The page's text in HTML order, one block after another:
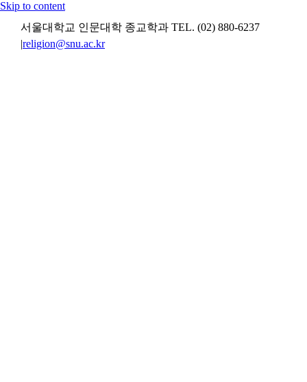
Skip to content
서울대학교 인문대학 종교학과 TEL. (02) 880-6237
|religion@snu.ac.kr